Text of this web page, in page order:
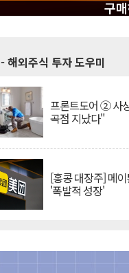
- 해외주식 투자 도우미
프론트도어 ② 사
곡점 지났다"
[홍콩 대장주] 메
'폭발적 성장'